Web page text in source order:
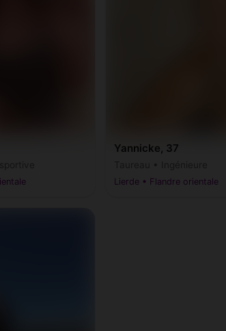
Yannicke, 37
Lierde • Flandre orientale